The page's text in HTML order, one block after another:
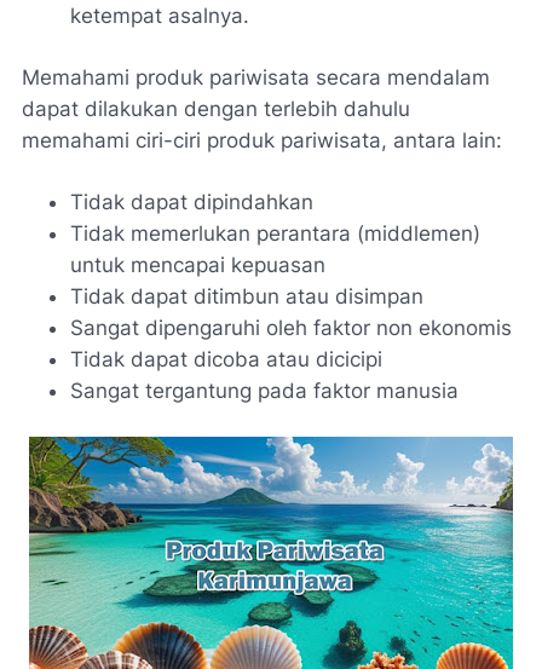
ketempat asalnya.
Memahami produk pariwisata secara mendalam
dapat dilakukan dengan terlebih dahulu
memahami ciri-ciri produk pariwisata, antara lain:
Tidak dapat dipindahkan
Tidak memerlukan perantara (middlemen)
untuk mencapai kepuasan
Tidak dapat ditimbun atau disimpan
Sangat dipengaruhi oleh faktor non ekonomis
Tidak dapat dicoba atau dicicipi
Sangat tergantung pada faktor manusia